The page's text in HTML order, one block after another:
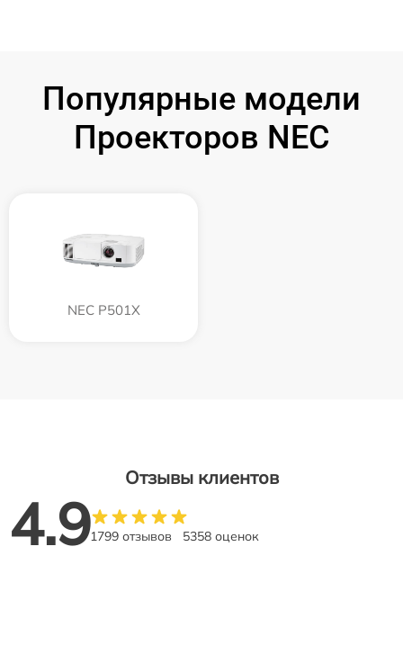
Популярные модели
Проекторов NEC
NEC P501X
Отзывы клиентов
4.91799 отзывов 5358 оценок